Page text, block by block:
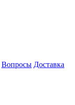
Вопросы Доставка